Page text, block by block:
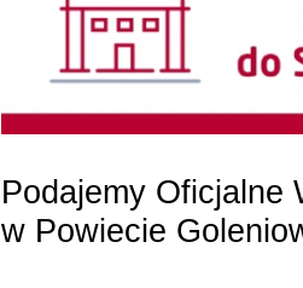
Podajemy Oficjalne
w Powiecie